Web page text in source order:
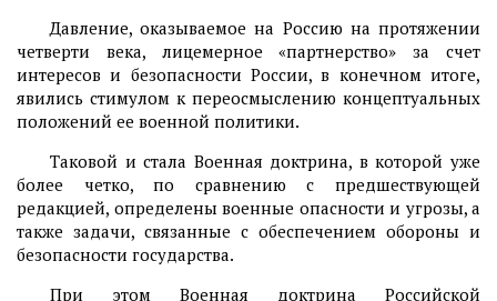
Давление, оказываемое на Россию на протяжении
четверти века, лицемерное «партнерство» за счет
интересов и безопасности России, в конечном итоге,
явились стимулом к переосмыслению концептуальных
положений ее военной политики.
Таковой и стала Военная доктрина, в которой уже
более четко, по сравнению с предшествующей
редакцией, определены военные опасности и угрозы, а
также задачи, связанные с обеспечением обороны и
безопасности государства.
При этом Военная доктрина Российской